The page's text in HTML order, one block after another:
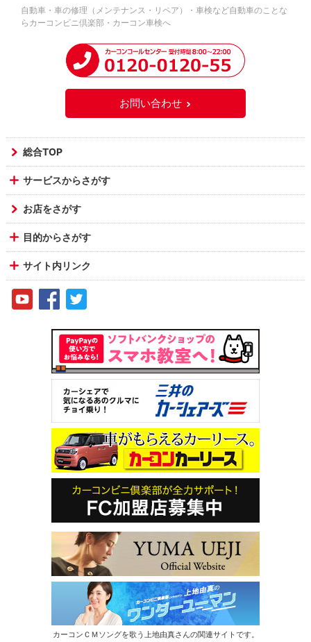
自動車・車の修理（メンテナンス・リペア）・車検など自動車のことな
らカーコンビニ倶楽部・カーコン車検へ
お問い合わせ
総合TOP
サービスからさがす
お店をさがす
目的からさがす
サイト内リンク
カーコンＣＭソングを歌う上地由真さんの関連サイトです。